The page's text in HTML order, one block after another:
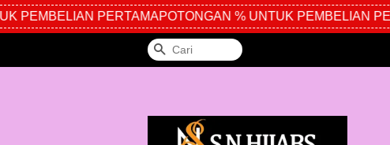
PEMBELIAN PERTAMAPOTONGAN % UNTUK PEMBELIAN
Cari